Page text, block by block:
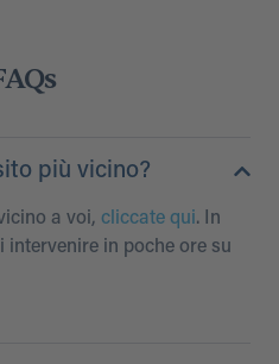
più vicino?
a voi, cliccate qui. In
intervenire in poche ore su